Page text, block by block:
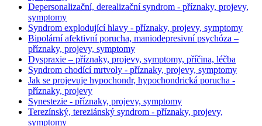
Depersonalizační, derealizační syndrom - příznaky, projevy,
symptomy
Syndrom explodující hlavy - příznaky, projevy, symptomy
Bipolární afektivní porucha, maniodepresivní psychóza –
příznaky, projevy, symptomy
Dyspraxie – příznaky, projevy, symptomy, příčina, léčba
Syndrom chodící mrtvoly - příznaky, projevy, symptomy
Jak se projevuje hypochondr, hypochondrická porucha -
příznaky, projevy
Synestezie - příznaky, projevy, symptomy
Terezínský, tereziánský syndrom - příznaky, projevy,
symptomy